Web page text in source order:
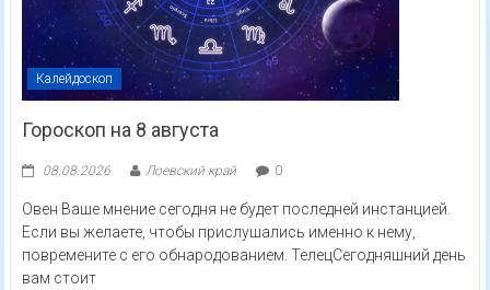
Калейдоскоп
Гороскоп на 8 августа
08.08.2026 Лоевский край 0
Овен Ваше мнение сегодня не будет последней инстанцией.
Если вы желаете, чтобы прислушались именно к нему,
повремените с его обнародованием. ТелецСегодняшний день
вам стоит